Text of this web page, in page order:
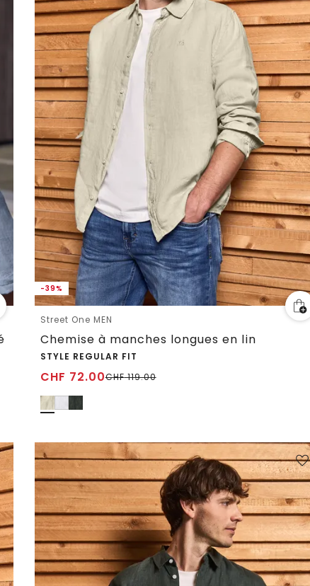
-39%
Street One MEN
Chemise à manches longues en lin
STYLE REGULAR FIT
CHF 72.00CHF119.00